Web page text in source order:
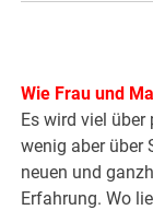
Wie Frau und
Es wird viel über
wenig aber über
neuen und
Erfahrung. Wo